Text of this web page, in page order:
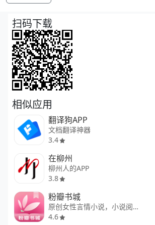
扫码下载
相似应用
翻译狗APP
文档翻译神器
3.4
在柳州
柳州人的APP
3.8
粉瓣书城
原创女性言情小说，小说阅读必备
4.6